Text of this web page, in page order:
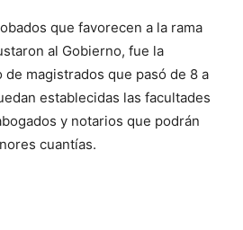
que favorecen a la rama
al Gobierno, fue la
magistrados que pasó de 8 a
establecidas las facultades
y notarios que podrán
cuantías.